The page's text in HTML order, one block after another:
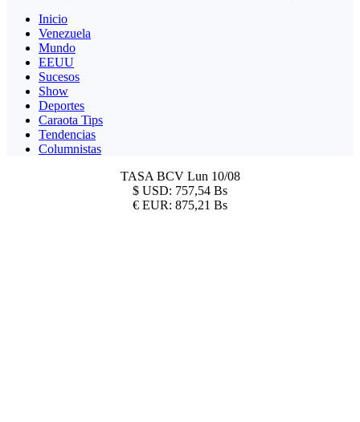
Inicio
Venezuela
Mundo
EEUU
Sucesos
Show
Deportes
Caraota Tips
Tendencias
Columnistas
TASA BCV Lun 10/08
$ USD: 757,54 Bs
€ EUR: 875,21 Bs